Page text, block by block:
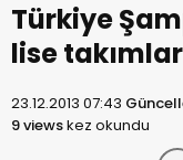
Türkiye
lise
23.12.2013 07:43
9 viewskez okundu